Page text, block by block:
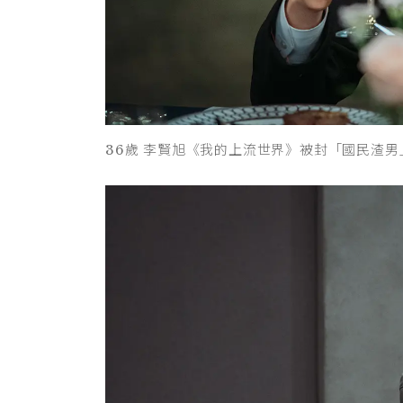
36歲 李賢旭《我的上流世界》被封「國民渣男